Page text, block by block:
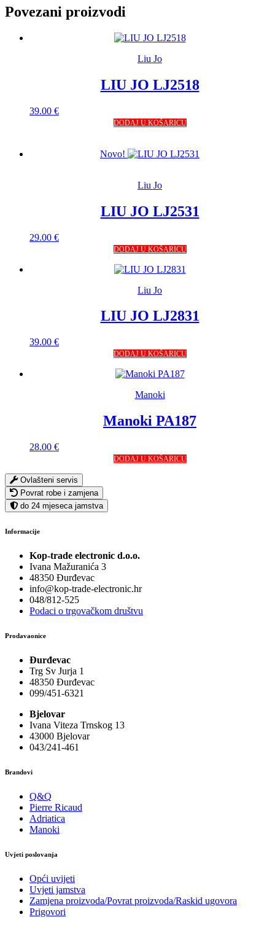
Povezani proizvodi
Liu Jo
LIU JO LJ2518
39.00 €
DODAJ U KOŠARICU
Novo!
Liu Jo
LIU JO LJ2531
29.00 €
DODAJ U KOŠARICU
Liu Jo
LIU JO LJ2831
39.00 €
DODAJ U KOŠARICU
Manoki
Manoki PA187
28.00 €
DODAJ U KOŠARICU
Ovlašteni servis
Povrat robe i zamjena
do 24 mjeseca jamstva
Informacije
Kop-trade electronic d.o.o.
Ivana Mažuranića 3
48350 Đurđevac
info@kop-trade-electronic.hr
048/812-525
Podaci o trgovačkom društvu
Prodavaonice
Đurđevac
Trg Sv Jurja 1
48350 Đurđevac
099/451-6321
Bjelovar
Ivana Viteza Trnskog 13
43000 Bjelovar
043/241-461
Brandovi
Q&Q
Pierre Ricaud
Adriatica
Manoki
Uvjeti poslovanja
Opći uvijeti
Uvjeti jamstva
Zamjena proizvoda/Povrat proizvoda/Raskid ugovora
Prigovori